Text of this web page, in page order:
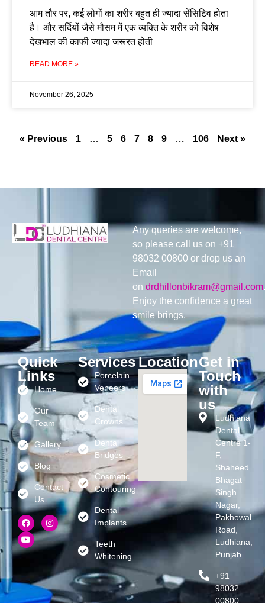
आम तौर पर, कई लोगों का शरीर बहुत ही ज्यादा सेंसिटिव होता
है। और सर्दियों जैसे मौसम में एक व्यक्ति के शरीर को विशेष
देखभाल की काफी ज्यादा जरूरत होती
READ MORE »
November 26, 2025
« Previous 1 … 5 6 7 8 9 … 106 Next »
Any queries are welcome,
so please call us on +91
98032 00800 or drop us an
Email
on drdhillonbikram@gmail.com.
Enjoy the confidence a great
smile brings.
Quick
Links
Home
Our
Team
Gallery
Blog
Contact
Us
Services
Porcelain
Veneers
Dental
Crowns
Dental
Bridges
Cosmetic
Contouring
Dental
Implants
Teeth
Whitening
LocationGet in
Touch
with
us
Ludhiana
Dental
Centre 1-
F,
Shaheed
Bhagat
Singh
Nagar,
Pakhowal
Road,
Ludhiana,
Punjab
+91
98032
00800